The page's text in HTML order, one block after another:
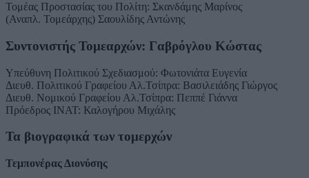
Τομέας Προστασίας του Πολίτη: Σκανδάμης Μαρίνος
(Αναπλ. Τομεάρχης) Σαουλίδης Αντώνης
Συντονιστής Τομεαρχών: Γαβρόγλου Κώστας
Υπεύθυνη Πολιτικού Σχεδιασμού: Φωτονιάτα Ευγενία
Διευθ. Πολιτικού Γραφείου Αλ.Τσίπρα: Βασιλειάδης Γιώργος
Διευθ. Νομικού Γραφείου Αλ.Τσίπρα: Πεππέ Γιάννα
Πρόεδρος ΙΝΑΤ: Καλογήρου Μιχάλης
Τα βιογραφικά των τομερχών
Τεμπονέρας Διονύσης